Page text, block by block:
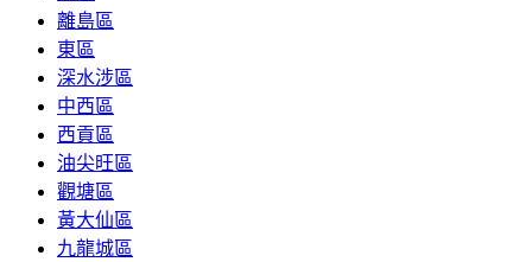
離島區
東區
深水涉區
中西區
西貢區
油尖旺區
觀塘區
黃大仙區
九龍城區